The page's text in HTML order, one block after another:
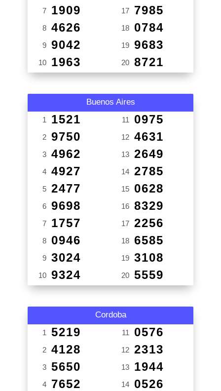
7 1909
8 4626
9 9042
10 1963
17 7985
18 0784
19 9683
20 8721
Buenos Aires
1 1521
2 9750
3 4962
4 4927
5 2477
6 9698
7 1757
8 0946
9 3024
10 9324
11 0975
12 4631
13 2649
14 2785
15 0628
16 8329
17 2256
18 6585
19 3108
20 5559
Cordoba
1 5219
2 4128
3 5650
4 7652
11 0576
12 2313
13 1944
14 0526